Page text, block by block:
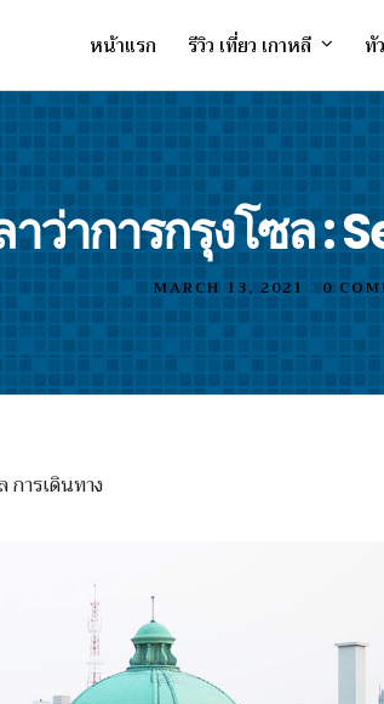
หน้าแรก รีวิว เที่ยว เกาหลี ทั
ว่าการกรุงโซล :
MARCH 13, 2021 • 0
การเดินทาง